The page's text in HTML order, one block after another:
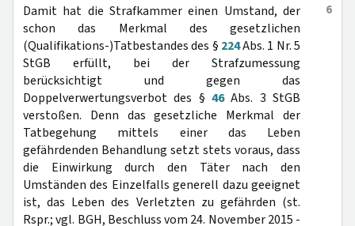
6
Damit hat die Strafkammer einen Umstand, der
schon das Merkmal des gesetzlichen
(Qualifikations-)Tatbestandes des § 224Abs. 1 Nr. 5
StGB erfüllt, bei der Strafzumessung
berücksichtigt und gegen das
Doppelverwertungsverbot des § 46Abs. 3 StGB
verstoßen. Denn das gesetzliche Merkmal der
Tatbegehung mittels einer das Leben
gefährdenden Behandlung setzt stets voraus, dass
die Einwirkung durch den Täter nach den
Umständen des Einzelfalls generell dazu geeignet
ist, das Leben des Verletzten zu gefährden (st.
Rspr.; vgl. BGH, Beschluss vom 24. November 2015 -